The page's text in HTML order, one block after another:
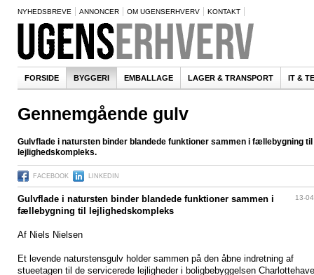
NYHEDSBREVE ANNONCER OM UGENSERHVERV KONTAKT
FORSIDE BYGGERI EMBALLAGE LAGER & TRANSPORT IT &
Gennemgående gulv
Gulvflade i natursten binder blandede funktioner sammen i fællebygning til
lejlighedskompleks.
FACEBOOK LINKEDIN
13-
Gulvflade i natursten binder blandede funktioner sammen i
fællebygning til lejlighedskompleks
Af Niels Nielsen
Et levende naturstensgulv holder sammen på den åbne indretning af
stueetagen til de servicerede lejligheder i boligbebyggelsen